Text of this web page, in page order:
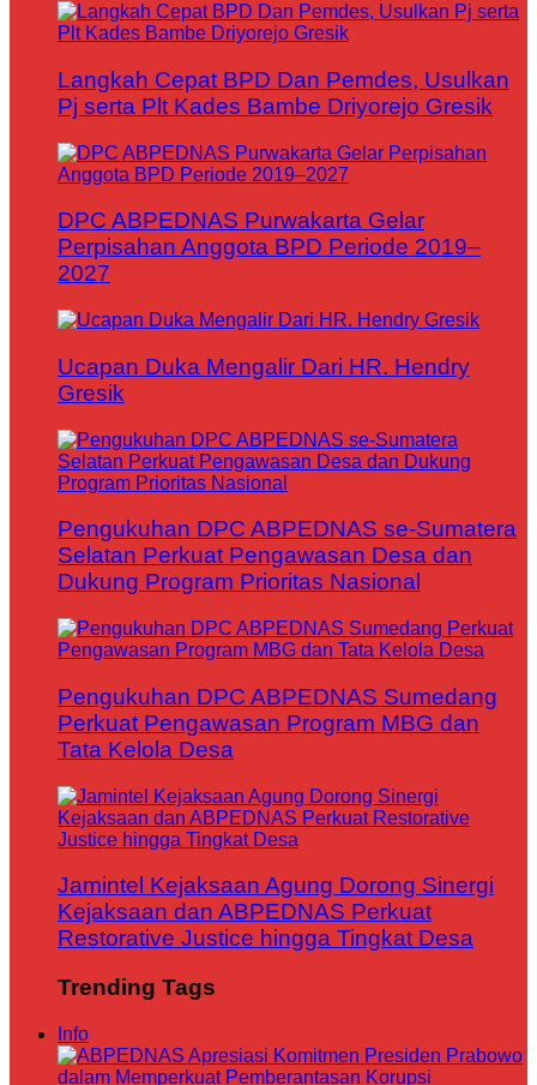
Langkah Cepat BPD Dan Pemdes, Usulkan
Pj serta Plt Kades Bambe Driyorejo Gresik
DPC ABPEDNAS Purwakarta Gelar
Perpisahan Anggota BPD Periode 2019–
2027
Ucapan Duka Mengalir Dari HR. Hendry
Gresik
Pengukuhan DPC ABPEDNAS se-Sumatera
Selatan Perkuat Pengawasan Desa dan
Dukung Program Prioritas Nasional
Pengukuhan DPC ABPEDNAS Sumedang
Perkuat Pengawasan Program MBG dan
Tata Kelola Desa
Jamintel Kejaksaan Agung Dorong Sinergi
Kejaksaan dan ABPEDNAS Perkuat
Restorative Justice hingga Tingkat Desa
Trending Tags
Info